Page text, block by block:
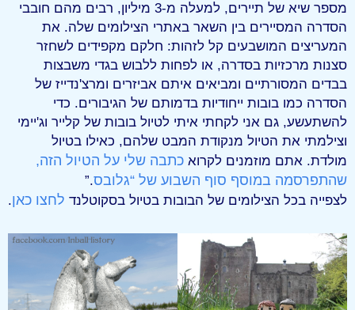
מספר שיא של תיירים, למעלה מ-3 מיליון, רבים מהם חובבי
הסדרה המסיירים בין השאר באתרי הצילומים שלה. את
המעריצים המושבעים קל לזהות: חלקם מקפידים לשחזר
סצנות מרכזיות בסדרה, או לפחות ללבוש בגדי משבצות
בבדים המסורתיים ומביאים איתם אביזרים ומרצ'נדייז של
הסדרה כמו בובות ייחודיות בדמותם של הגיבורים. כדי
להשתעשע, גם אני לקחתי איתי לטיול בובות של קלייר וג'יימי
וצילמתי את הטיול מנקודת המבט שלהם, כאילו בטיול
מולדת. אתם מוזמנים לקרוא כתבה שלי על הטיול הזה,
שהתפרסמה במוסף סוף השבוע של “גלובס.”
לצפייה בכל הצילומים של הבובות בטיול בסקוטלנד לחצו כאן.